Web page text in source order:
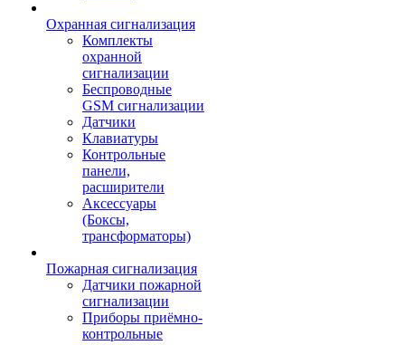
Охранная сигнализация
Комплекты
охранной
сигнализации
Беспроводные
GSM сигнализации
Датчики
Клавиатуры
Контрольные
панели,
расширители
Аксессуары
(Боксы,
трансформаторы)
Пожарная сигнализация
Датчики пожарной
сигнализации
Приборы приёмно-
контрольные